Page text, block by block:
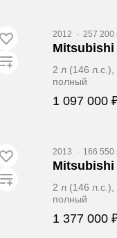
2012 · 257 200
Mitsubishi
2 л (146
полный
1 097 000
2013 · 166 550
Mitsubishi
2 л (146
полный
1 377 000